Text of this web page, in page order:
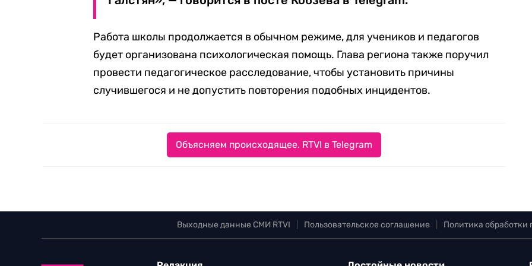
Работа школы продолжается в обычном режиме, для учеников и педагогов
будет организована психологическая помощь. Глава региона также поручил
провести педагогическое расследование, чтобы установить причины
случившегося и не допустить повторения подобных инцидентов.
Объясняем происходящее. RTVI в Telegram
Выходные данные СМИ RTVI Пользовательское соглашение Политика